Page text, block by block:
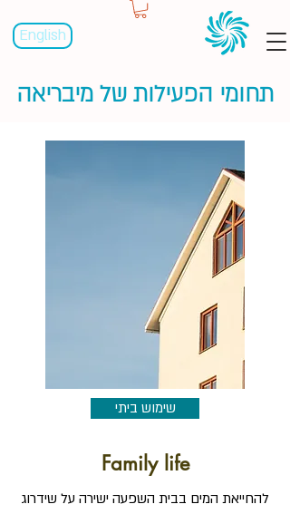
English
תחומי הפעילות של מיבריאה
שימוש ביתי
Family life
להחייאת המים בבית השפעה ישירה על שידרוג